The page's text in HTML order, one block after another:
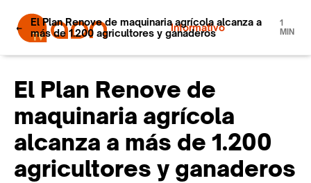
Informativo
El Plan Renove de maquinaria agrícola alcanza a
más de 1.200 agricultores y ganaderos
1
MIN
El Plan Renove de
maquinaria agrícola
alcanza a más de 1.200
agricultores y ganaderos